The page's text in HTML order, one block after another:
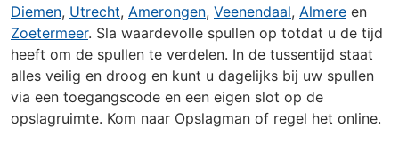
Diemen, Utrecht, Amerongen, Veenendaal, Almere en
Zoetermeer. Sla waardevolle spullen op totdat u de tijd
heeft om de spullen te verdelen. In de tussentijd staat
alles veilig en droog en kunt u dagelijks bij uw spullen
via een toegangscode en een eigen slot op de
opslagruimte. Kom naar Opslagman of regel het online.
Onze vestigingen